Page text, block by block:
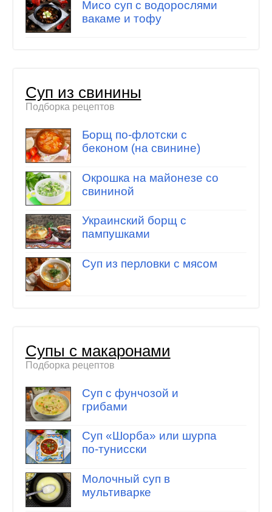
Мисо суп с водорослями
вакаме и тофу
Суп из свинины
Подборка рецептов
Борщ по-флотски с
беконом (на свинине)
Окрошка на майонезе со
свининой
Украинский борщ с
пампушками
Суп из перловки с мясом
Супы с макаронами
Подборка рецептов
Суп с фунчозой и
грибами
Суп «Шорба» или шурпа
по-тунисски
Молочный суп в
мультиварке